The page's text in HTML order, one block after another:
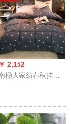
￥ 2,152
極人家紡春秋挂け
の寮の綿は芯に夢の
間の150*200 cmの